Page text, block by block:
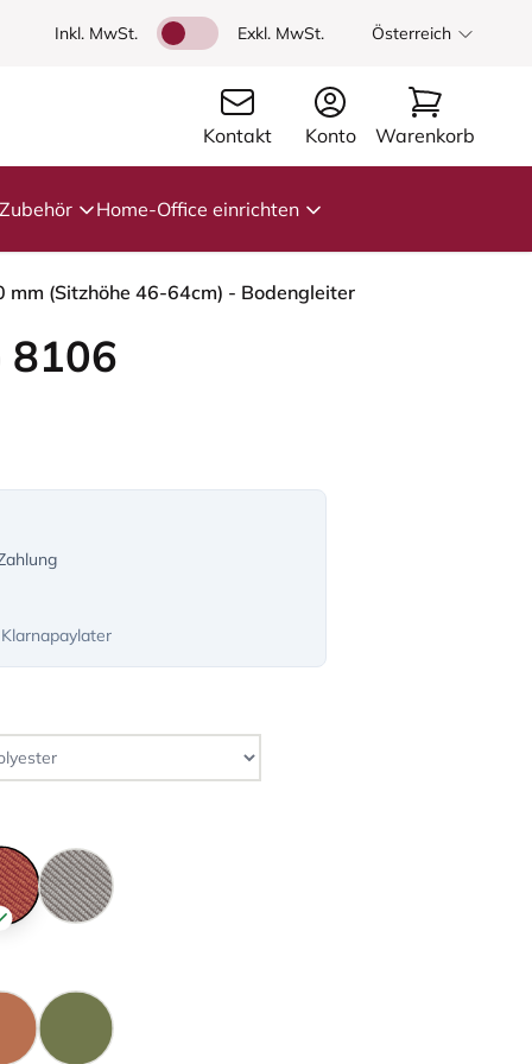
Inkl. MwSt. Exkl. MwSt. Österreich
Kontakt Konto Warenkorb
Zubehör Home-Office einrichten
(Sitzhöhe 46-64cm) - Bodengleiter
8106